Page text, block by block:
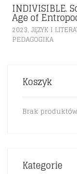
INDIVISIBLE.
Age of
2023, JĘZYK I
PEDAGOGIKA
Koszyk
Brak
Kategorie